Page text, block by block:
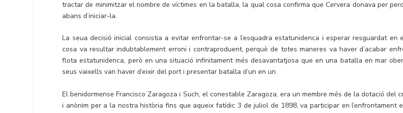
tractar de minimitzar el nombre de víctimes en la batalla, la qual cosa confirma que Cervera donava per
abans d’iniciar-la.
La seua decisió inicial consistia a evitar enfrontar-se a l’esquadra estatunidenca i esperar resguardat en
cosa va resultar indubtablement erroni i contraproduent, perquè de totes maneres va haver d’acabar
flota estatunidenca, però en una situació infinitament més desavantatjosa que en una batalla en mar
seus vaixells van haver d’eixir del port i presentar batalla d’un en un.
El benidormense Francisco Zaragoza i Such, el conestable Zaragoza, era un membre més de la dotació del
i anònim per a la nostra història fins que aqueix fatídic 3 de juliol de 1898, va participar en l’enfrontament